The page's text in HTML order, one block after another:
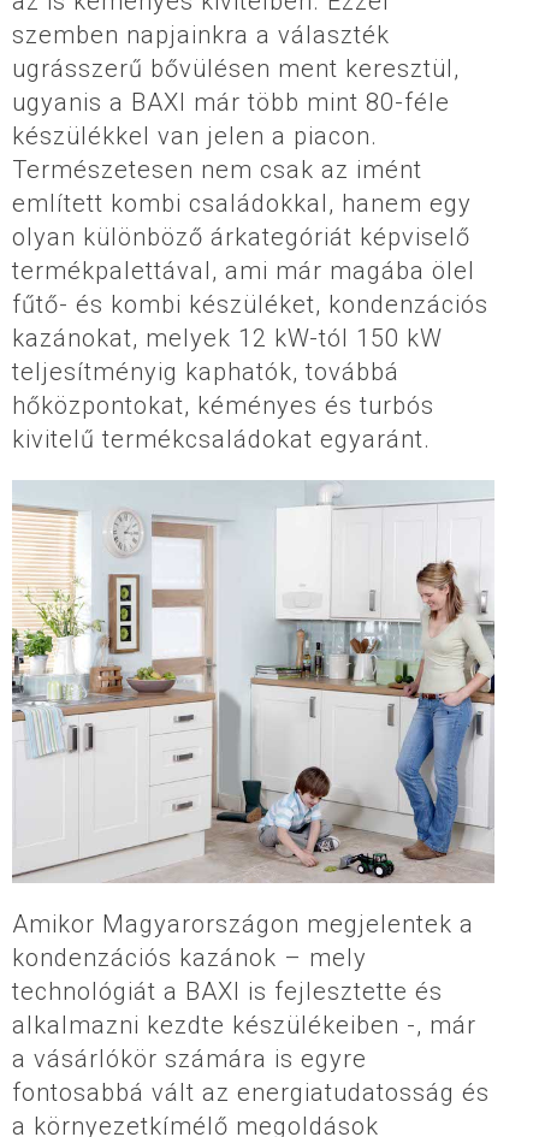
szemben napjainkra a választék
ugrásszerű bővülésen ment keresztül,
ugyanis a BAXI már több mint 80-féle
készülékkel van jelen a piacon.
Természetesen nem csak az imént
említett kombi családokkal, hanem egy
olyan különböző árkategóriát képviselő
termékpalettával, ami már magába ölel
fűtő- és kombi készüléket, kondenzációs
kazánokat, melyek 12 kW-tól 150 kW
teljesítményig kaphatók, továbbá
hőközpontokat, kéményes és turbós
kivitelű termékcsaládokat egyaránt.
Amikor Magyarországon megjelentek a
kondenzációs kazánok – mely
technológiát a BAXI is fejlesztette és
alkalmazni kezdte készülékeiben -, már
a vásárlókör számára is egyre
fontosabbá vált az energiatudatosság és
a környezetkímélő megoldások